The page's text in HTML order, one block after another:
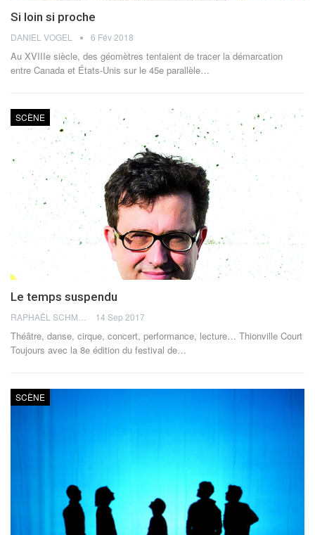
Si loin si proche
DANIEL VOGEL 6 Fév 2018
Au XVIIIe siècle, des géomètres tentaient de tracer la démarcation
entre Canada et États-Unis sur le 45e parallèle…
SCÈNE
Le temps suspendu
14 Sep 2017
Théâtre, danse, cirque, concert, performance, lecture… Thionville Court
Toujours avec la 8e édition du festival de…
SCÈNE